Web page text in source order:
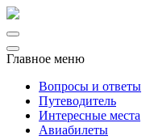
Главное меню
Вопросы и ответы
Путеводитель
Интересные места
Авиабилеты